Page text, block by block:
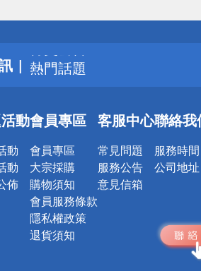
詐騙網頁！請小心！
得獎公告
熱門話題
銀行優惠
詐騙網頁！請小心！
動
動
動
佈
會員專區
會員專區
大宗採購
購物須知
會員服務條款
隱私權政策
退貨須知
客服中心
常見問題
服務公告
意見信箱
聯絡我
服務時間
公司地址